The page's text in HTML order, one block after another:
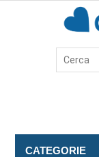
CATEGORIE